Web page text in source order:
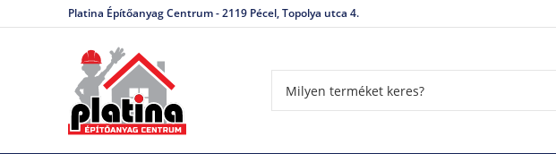
Platina Építőanyag Centrum - 2119 Pécel, Topolya utca 4.